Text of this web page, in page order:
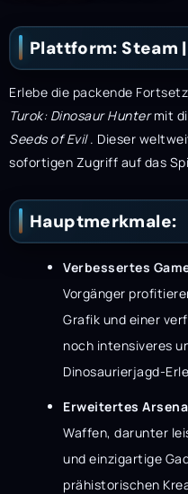
Plattform: Steam
Erlebe die packende
Turok: Dinosaur Huntermit
Seeds of Evil. Dieser
sofortigen Zugriff auf das
Hauptmerkmale:
Verbessertes
Vorgänger
Grafik und einer
noch intensiveres
Dinosaurierjagd-
Erweitertes
Waffen, darunter
und einzigartige
prähistorischen